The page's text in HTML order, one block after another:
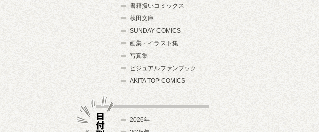
書籍扱いコミックス
秋田文庫
SUNDAY COMICS
画集・イラスト集
写真集
ビジュアルファンブック
AKITA TOP COMICS
2026年